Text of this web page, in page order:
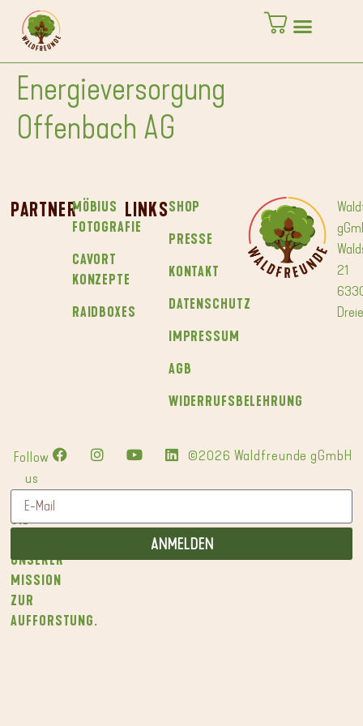
springen
Energieversorgung
Offenbach AG
21
LINKSSHOP
PRESSE
KONTAKT
DATENSCHUTZ
IMPRESSUM
AGB
WIDERRUFSBELEHRUNG
PARTNERMÖBIUS
FOTOGRAFIE
CAVORT
KONZEPTE
RAIDBOXES
Follow
us
©2026 Waldfreunde gGmbH
WERDEN
SIE
UNSERER
MISSION
ZUR
AUFFORSTUNG.
ANMELDEN